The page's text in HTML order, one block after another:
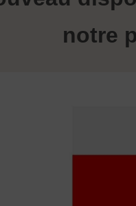
notre